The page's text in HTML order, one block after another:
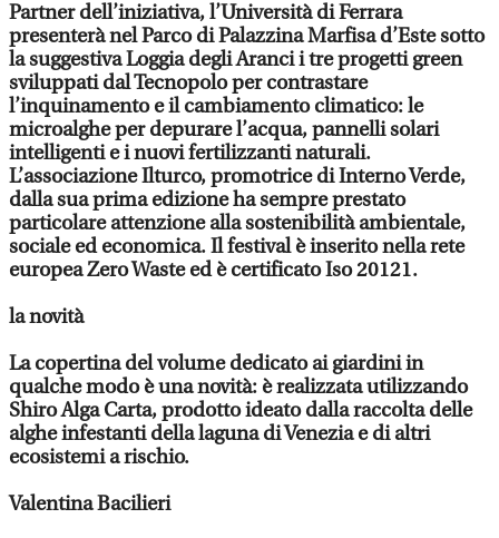
Partner dell’iniziativa, l’Università di Ferrara
presenterà nel Parco di Palazzina Marfisa d’Este sotto
la suggestiva Loggia degli Aranci i tre progetti green
sviluppati dal Tecnopolo per contrastare
l’inquinamento e il cambiamento climatico: le
microalghe per depurare l’acqua, pannelli solari
intelligenti e i nuovi fertilizzanti naturali.
L’associazione Ilturco, promotrice di Interno Verde,
dalla sua prima edizione ha sempre prestato
particolare attenzione alla sostenibilità ambientale,
sociale ed economica. Il festival è inserito nella rete
europea Zero Waste ed è certificato Iso 20121.
la novità
La copertina del volume dedicato ai giardini in
qualche modo è una novità: è realizzata utilizzando
Shiro Alga Carta, prodotto ideato dalla raccolta delle
alghe infestanti della laguna di Venezia e di altri
ecosistemi a rischio.
Valentina Bacilieri